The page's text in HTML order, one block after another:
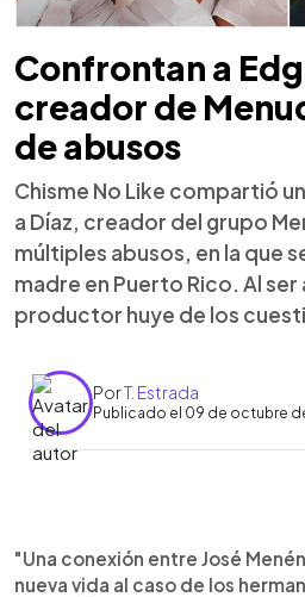
Confrontan a
creador de
de abusos
Chisme No Like compartió
a Díaz, creador del grupo
múltiples abusos, en la que
madre en Puerto Rico. Al
productor huye de los
PorT. Estrada
Publicado el 09 de octubre
Escuchar artículo
"Una conexión entre José
nueva vida al caso de los